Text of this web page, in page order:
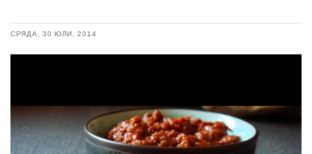
СРЯДА, 30 ЮЛИ, 2014